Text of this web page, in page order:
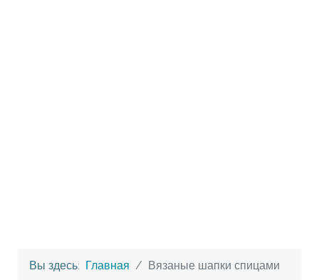
Вы здесь: Главная Вязаные шапки спицами